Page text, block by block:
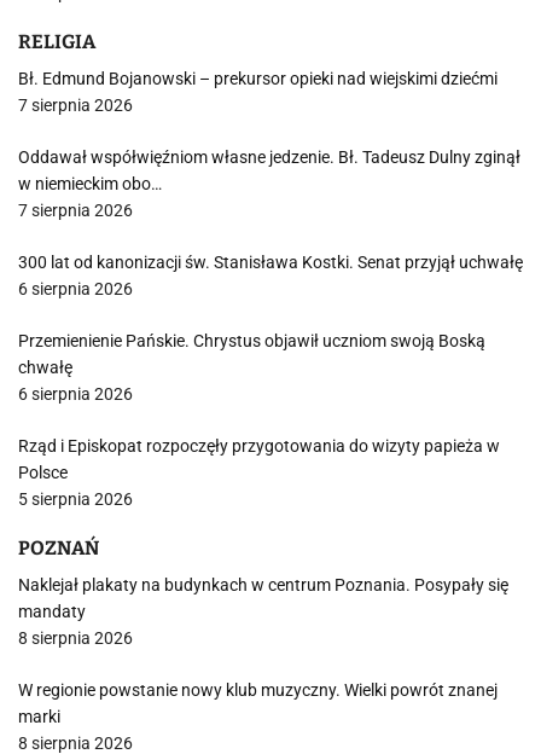
RELIGIA
Bł. Edmund Bojanowski – prekursor opieki nad wiejskimi dziećmi
7 sierpnia 2026
Oddawał współwięźniom własne jedzenie. Bł. Tadeusz Dulny zginął
w niemieckim obo…
7 sierpnia 2026
300 lat od kanonizacji św. Stanisława Kostki. Senat przyjął uchwałę
6 sierpnia 2026
Przemienienie Pańskie. Chrystus objawił uczniom swoją Boską
chwałę
6 sierpnia 2026
Rząd i Episkopat rozpoczęły przygotowania do wizyty papieża w
Polsce
5 sierpnia 2026
POZNAŃ
Naklejał plakaty na budynkach w centrum Poznania. Posypały się
mandaty
8 sierpnia 2026
W regionie powstanie nowy klub muzyczny. Wielki powrót znanej
marki
8 sierpnia 2026